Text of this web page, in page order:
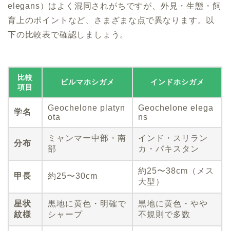
elegans）はよく混同されがちですが、外見・生態・飼
育上のポイントなど、さまざまな点で異なります。以
下の比較表で確認しましょう。
比較
項目
ビルマホシガメ インドホシガメ
学名
Geochelone platyn
ota
Geochelone elega
ns
分布
ミャンマー中部・南
部
インド・スリラン
カ・パキスタン
甲長 約25〜30cm
約25〜38cm（メス
大型）
星状
紋様
黒地に黄色・明確で
シャープ
黒地に黄色・やや
不規則で多数